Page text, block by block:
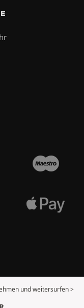
und weitersurfen >